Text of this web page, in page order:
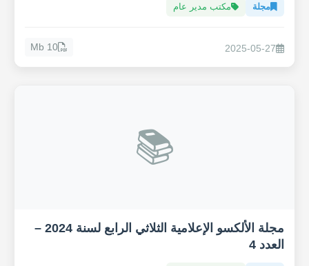
مجلة مكتب مدير عام
2025-05-27
10 Mb
📚
مجلة الألكسو الإعلامية الثلاثي الرابع لسنة 2024 –
العدد 4